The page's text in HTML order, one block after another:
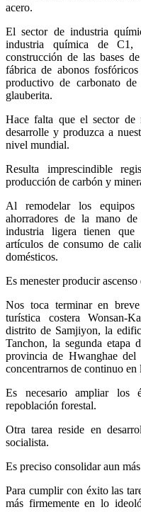
acero.
El sector de industria
industria química de C1,
construcción de las bases
fábrica de abonos
productivo de carbonato
glauberita.
Hace falta que el sector de
desarrolle y produzca a
nivel mundial.
Resulta imprescindible
producción de carbón y
Al remodelar los
ahorradores de la mano
industria ligera tienen
artículos de consumo de
domésticos.
Es menester producir
Nos toca terminar en
turística costera Wonsan-
distrito de Samjiyon, la
Tanchon, la segunda etapa
provincia de Hwanghae
concentrarnos de continuo
Es necesario ampliar los
repoblación forestal.
Otra tarea reside en
socialista.
Es preciso consolidar aun
Para cumplir con éxito las
más firmemente en lo